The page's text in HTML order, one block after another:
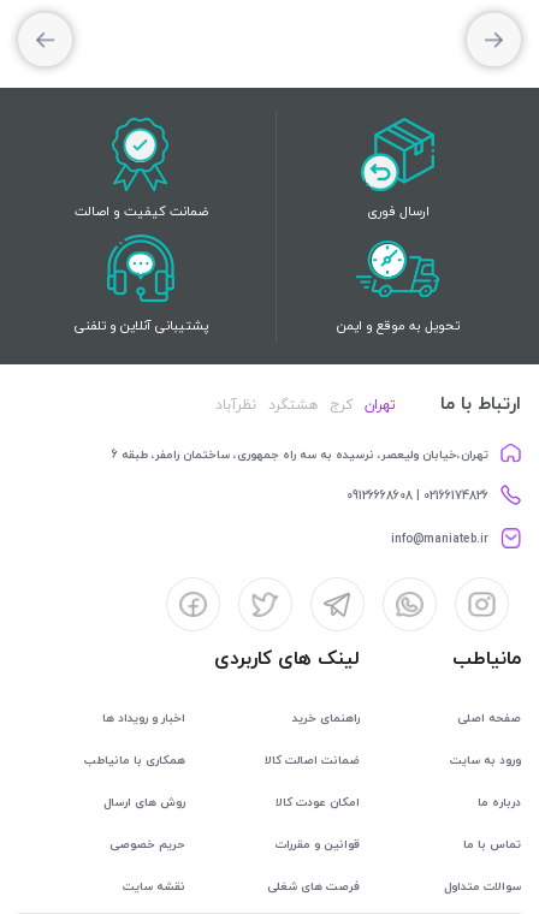
ارسال فوری ضمانت کیفیت و اصالت
تحویل به موقع و ایمن پشتیبانی آنلاین و تلفنی
ارتباط با ما تهران کرج هشتگرد نظرآباد
تهران،خیابان ولیعصر، نرسیده به سه راه جمهوری، ساختمان رامفر، طبقه 6
02166174826 | 09126668608
info@maniateb.ir
مانیاطب
صفحه اصلی
ورود به سایت
درباره ما
تماس با ما
سوالات متداول
لینک های کاربردی
راهنمای خرید اخبار و رویداد ها
ضمانت اصالت کالا همکاری با مانیاطب
امکان عودت کالا روش های ارسال
قوانین و مقررات حریم خصوصی
فرصت های شغلی نقشه سایت